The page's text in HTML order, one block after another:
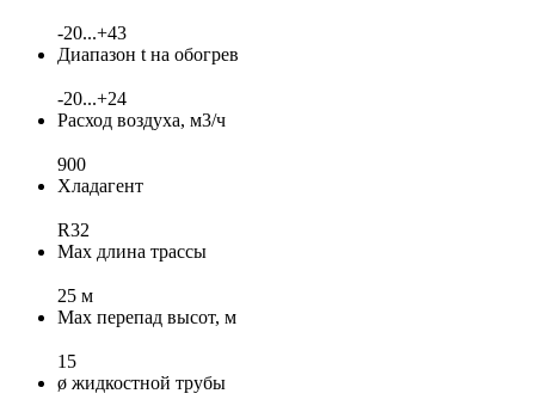
-20...+43
Диапазон t на обогрев
-20...+24
Расход воздуха, м3/ч
900
Хладагент
R32
Max длина трассы
25 м
Max перепад высот, м
15
ø жидкостной трубы